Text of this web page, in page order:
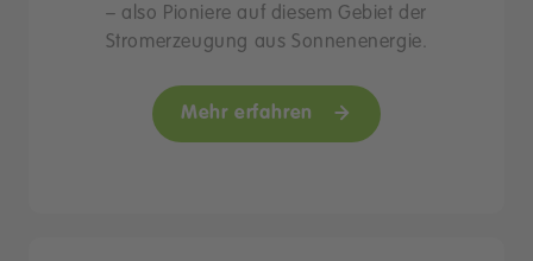
– also Pioniere auf diesem Gebiet der
Stromerzeugung aus Sonnenenergie.
Mehr erfahren